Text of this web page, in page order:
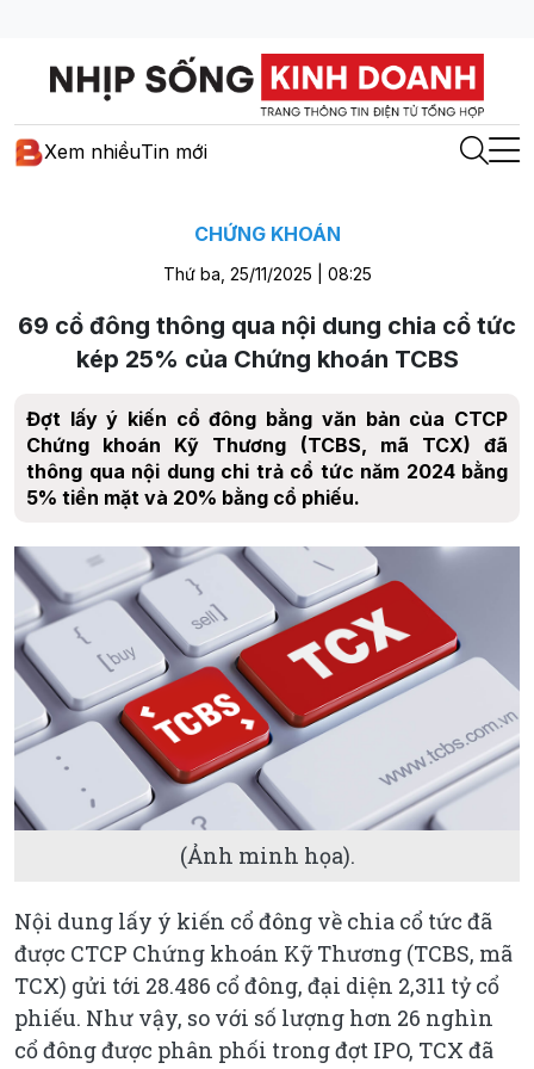
Xem nhiềuTin mới
CHỨNG KHOÁN
Thứ ba, 25/11/2025 | 08:25
69 cổ đông thông qua nội dung chia cổ tức
kép 25% của Chứng khoán TCBS
Đợt lấy ý kiến cổ đông bằng văn bản của CTCP
Chứng khoán Kỹ Thương (TCBS, mã TCX) đã
thông qua nội dung chi trả cổ tức năm 2024 bằng
5% tiền mặt và 20% bằng cổ phiếu.
(Ảnh minh họa).
Nội dung lấy ý kiến cổ đông về chia cổ tức đã
được CTCP Chứng khoán Kỹ Thương (TCBS, mã
TCX) gửi tới 28.486 cổ đông, đại diện 2,311 tỷ cổ
phiếu. Như vậy, so với số lượng hơn 26 nghìn
cổ đông được phân phối trong đợt IPO, TCX đã